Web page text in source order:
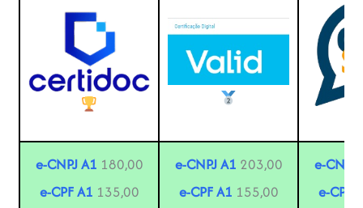
e-CNPJ A1 180,00
e-CPF A1 135,00
e-CNPJ A1 203,00
e-CPF A1 155,00
e-CNPJ
e-CPF